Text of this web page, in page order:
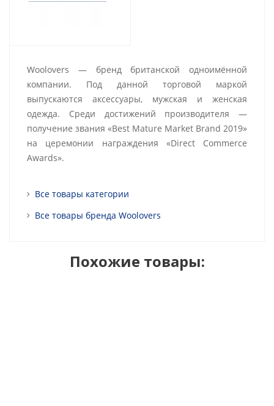
Woolovers — бренд британской одноимённой
компании. Под данной торговой маркой
выпускаются аксессуары, мужская и женская
одежда. Среди достижений производителя —
получение звания «Best Mature Market Brand 2019»
на церемонии награждения «Direct Commerce
Awards».
Все товары категории
Все товары бренда Woolovers
Похожие товары: